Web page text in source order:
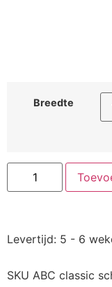
Breedte
Levertijd: 5 - 6
SKU ABC classic